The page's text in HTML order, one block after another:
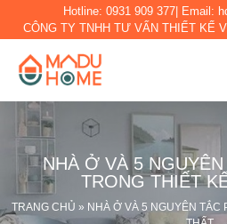
Hotline: 0931 909 377| Email:
CÔNG TY TNHH TƯ VẤN THIẾT KẾ
NHÀ Ở VÀ 5
TRONG THIẾT
TRANG CHỦ » NHÀ Ở VÀ 5 NGUYÊN TẮC